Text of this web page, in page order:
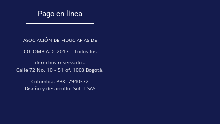
Pago en línea
ASOCIACIÓN DE FIDUCIARIAS DE
COLOMBIA. © 2017 – Todos los
derechos reservados.
Calle 72 No. 10 – 51 of. 1003 Bogotá,
Colombia. PBX: 7940572
Diseño y desarrollo: Sol-IT SAS